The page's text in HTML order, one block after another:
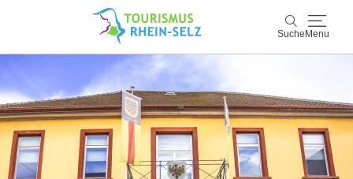
Suche Menu
Suche
Rhein-Selz
Entdecken & Erleben
Wein & Genuss